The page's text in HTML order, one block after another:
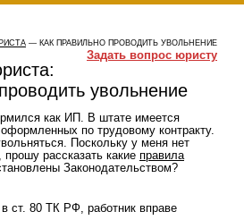
— КАК ПРАВИЛЬНО ПРОВОДИТЬ УВОЛЬНЕНИЕ
Задать вопрос юристу
увольнение
как ИП. В штате имеется
по трудовому контракту.
Поскольку у меня нет
рассказать какие правила
Законодательством?
ст. 80 ТК РФ, работник вправе